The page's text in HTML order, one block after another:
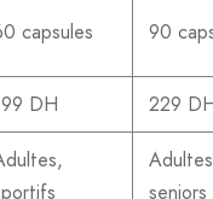
capsules 90
DH 229
seniors